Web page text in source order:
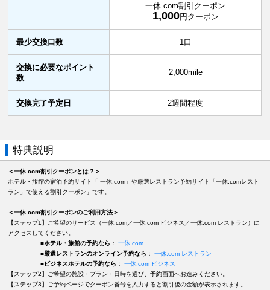
一休.com割引クーポン
1,000円クーポン
最少交換口数 1口
交換に必要なポイント
数
2,000mile
交換完了予定日 2週間程度
特典説明
＜一休.com割引クーポンとは？＞
ホテル・旅館の宿泊予約サイト「 一休.com」や厳選レストラン予約サイト「一休.comレスト
ラン」で使える割引クーポン」です。
＜一休.com割引クーポンのご利用方法＞
【ステップ1】ご希望のサービス（一休.com／一休.com ビジネス／一休.com レストラン）に
アクセスしてください。
■ホテル・旅館の予約なら ：一休.com
■厳選レストランのオンライン予約なら ：一休.com レストラン
■ビジネスホテルの予約なら ：一休.com ビジネス
【ステップ2】ご希望の施設・プラン・日時を選び、予約画面へお進みください。
【ステップ3】ご予約ページでクーポン番号を入力すると割引後の金額が表示されます。